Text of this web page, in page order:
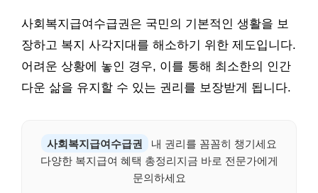
사회복지급여수급권은 국민의 기본적인 생활을 보
장하고 복지 사각지대를 해소하기 위한 제도입니다.
어려운 상황에 놓인 경우, 이를 통해 최소한의 인간
다운 삶을 유지할 수 있는 권리를 보장받게 됩니다.
사회복지급여수급권
내 권리를 꼼꼼히 챙기세요
다양한 복지급여 혜택 총정리지금 바로 전문가에게
문의하세요